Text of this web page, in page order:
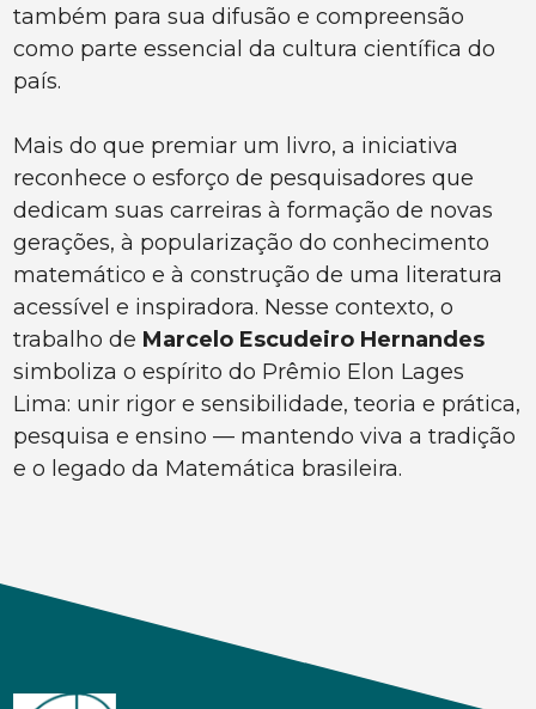
também para sua difusão e compreensão
como parte essencial da cultura científica do
país.
Mais do que premiar um livro, a iniciativa
reconhece o esforço de pesquisadores que
dedicam suas carreiras à formação de novas
gerações, à popularização do conhecimento
matemático e à construção de uma literatura
acessível e inspiradora. Nesse contexto, o
trabalho de Marcelo Escudeiro Hernandes
simboliza o espírito do Prêmio Elon Lages
Lima: unir rigor e sensibilidade, teoria e prática,
pesquisa e ensino — mantendo viva a tradição
e o legado da Matemática brasileira.